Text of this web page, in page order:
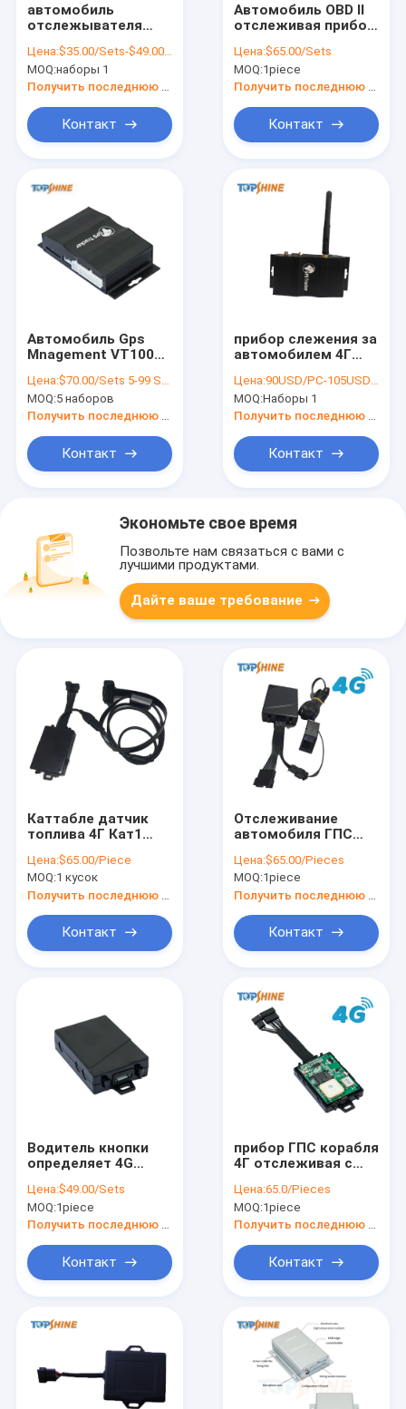
Видеозаписи
автомобиль
отслежывателя
1900Mhz 2
отслеживая прибор
с
реле SOS
Цена:$35.00/Sets-$49.00/Sets
MOQ:наборы 1
Контакт
Автомобиль OBD II
отслеживая прибор
отслежывателя
OGT01 GPS
трейлера
платы
Цена:$65.00/Sets
MOQ:1piece
Контакт
Автомобиль Gps
Mnagement VT1000
отслеживая
отслежыватель Gps
тележки прибора с
Цена:$70.00/Sets 5-99 Sets
MOQ:5 наборов
Получить последнюю цену
Контакт
прибор слежения за
автомобилем 4Г
сигналом тревоги
украденного
топлива
Цена:90USD/PC-105USD/PC
MOQ:Наборы 1
Получить последнюю цену
Контакт
Экономьте свое время
Позвольте нам связаться с вами с
лучшими продуктами.
Дайте ваше требование
Каттабле датчик
топлива 4Г Кат1
прибор с
соединителем ОБД
Цена:$65.00/Piece
MOQ:1 кусок
Контакт
Отслеживание
автомобиля ГПС
автомобиля
отпечатка пальца
умное для
управления флота
Цена:$65.00/Pieces
MOQ:1piece
Контакт
Водитель кнопки
определяет 4G
отслеживая прибор
с умным сигналом
тревоги
Цена:$49.00/Sets
MOQ:1piece
Получить последнюю цену
Контакт
прибор ГПС корабля
4Г отслеживая с
автомобиля
Ибуттон и
водителем
Цена:65.0/Pieces
MOQ:1piece
Получить последнюю цену
Контакт